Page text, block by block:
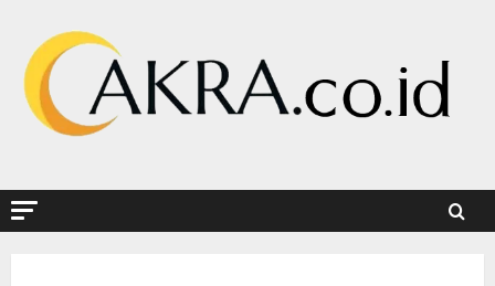
content